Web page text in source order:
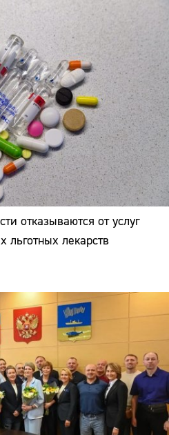
отказываются от услуг
льготных лекарств